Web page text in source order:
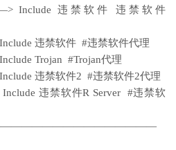
Include 违禁软件 违禁软件
违禁软件 #违禁软件代理
Trojan #Trojan代理
违禁软件2 #违禁软件2代理
违禁软件R Server #违禁软